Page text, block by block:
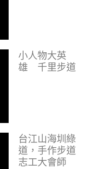
小人物大英
雄 千里步道
台江山海圳綠
道，手作步道
志工大會師